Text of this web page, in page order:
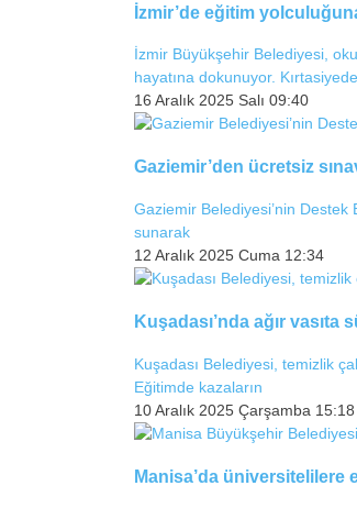
İzmir’de eğitim
İzmir Büyükşehir Belediyesi,
hayatına dokunuyor.
16 Aralık 2025 Salı 09:40
Gaziemir’den ücretsiz
Gaziemir Belediyesi’nin Destek
sunarak
12 Aralık 2025 Cuma 12:34
Kuşadası’nda ağır
Kuşadası Belediyesi, temizlik
Eğitimde kazaların
10 Aralık 2025 Çarşamba 15:18
Manisa’da üniversitelilere